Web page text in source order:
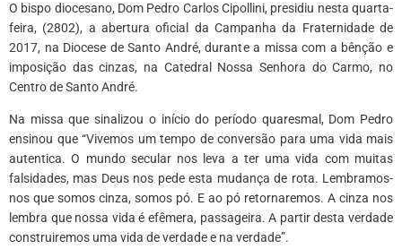
O bispo diocesano, Dom Pedro Carlos Cipollini, presidiu nesta quarta-
feira, (2802), a abertura oficial da Campanha da Fraternidade de
2017, na Diocese de Santo André, durante a missa com a bênção e
imposição das cinzas, na Catedral Nossa Senhora do Carmo, no
Centro de Santo André.
Na missa que sinalizou o início do período quaresmal, Dom Pedro
ensinou que “Vivemos um tempo de conversão para uma vida mais
autentica. O mundo secular nos leva a ter uma vida com muitas
falsidades, mas Deus nos pede esta mudança de rota. Lembramos-
nos que somos cinza, somos pó. E ao pó retornaremos. A cinza nos
lembra que nossa vida é efêmera, passageira. A partir desta verdade
construiremos uma vida de verdade e na verdade”.